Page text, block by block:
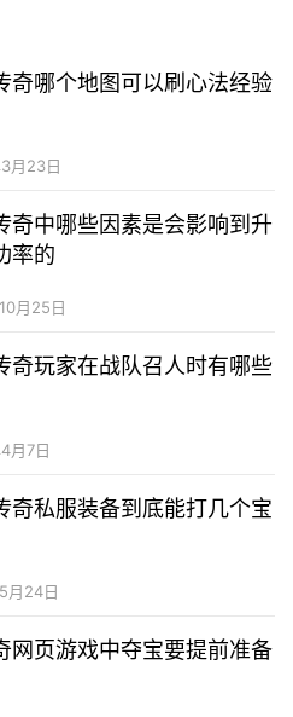
奇哪个地图可以刷心法经验
月23日
奇中哪些因素是会影响到升
率的
月25日
奇玩家在战队召人时有哪些
月7日
奇私服装备到底能打几个宝
月24日
网页游戏中夺宝要提前准备